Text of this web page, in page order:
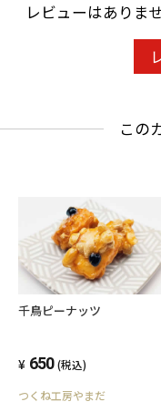
レビューはありませ
この
千鳥ピーナッツ
650 (税込)
つくね工房やまだ